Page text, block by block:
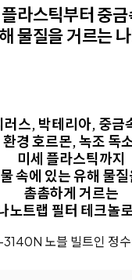
라스틱부터 중
물질을 거르는
러스, 박테리아, 중금
환경 호르몬, 녹조 독
미세 플라스틱까지
물 속에 있는 유해 물질
촘촘하게 거르는
노트랩 필터 테크놀